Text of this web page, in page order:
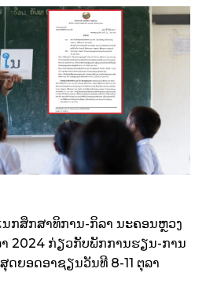
ກສຶກສາທິການ-ກິລາ ນະຄອນຫຼວງ
າ 2024 ກ່ຽວກັບພັກການຮຽນ-ການ
ດຍອດອາຊຽນວັນທີ 8-11 ຕຸລາ